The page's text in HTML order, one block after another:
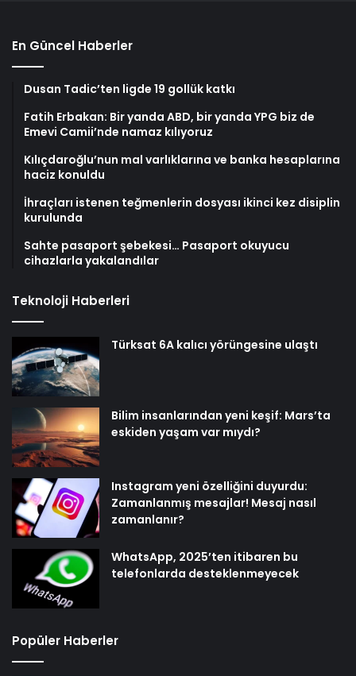
En Güncel Haberler
Dusan Tadic’ten ligde 19 gollük katkı
Fatih Erbakan: Bir yanda ABD, bir yanda YPG biz de
Emevi Camii’nde namaz kılıyoruz
Kılıçdaroğlu’nun mal varlıklarına ve banka hesaplarına
haciz konuldu
İhraçları istenen teğmenlerin dosyası ikinci kez disiplin
kurulunda
Sahte pasaport şebekesi… Pasaport okuyucu
cihazlarla yakalandılar
Teknoloji Haberleri
Türksat 6A kalıcı yörüngesine ulaştı
Bilim insanlarından yeni keşif: Mars’ta
eskiden yaşam var mıydı?
Instagram yeni özelliğini duyurdu:
Zamanlanmış mesajlar! Mesaj nasıl
zamanlanır?
WhatsApp, 2025’ten itibaren bu
telefonlarda desteklenmeyecek
Popüler Haberler